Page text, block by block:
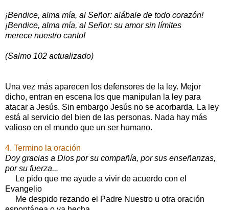
¡Bendice, alma mía, al Señor: alábale de todo corazón!
¡Bendice, alma mía, al Señor: su amor sin límites
merece nuestro canto!
(Salmo 102 actualizado)
Una vez más aparecen los defensores de la ley. Mejor
dicho, entran en escena los que manipulan la ley para
atacar a Jesús. Sin embargo Jesús no se acorbarda. La ley
está al servicio del bien de las personas. Nada hay más
valioso en el mundo que un ser humano.
4. Termino la oración
Doy gracias a Dios por su compañía, por sus enseñanzas,
por su fuerza...
Le pido que me ayude a vivir de acuerdo con el
Evangelio
Me despido rezando el Padre Nuestro u otra oración